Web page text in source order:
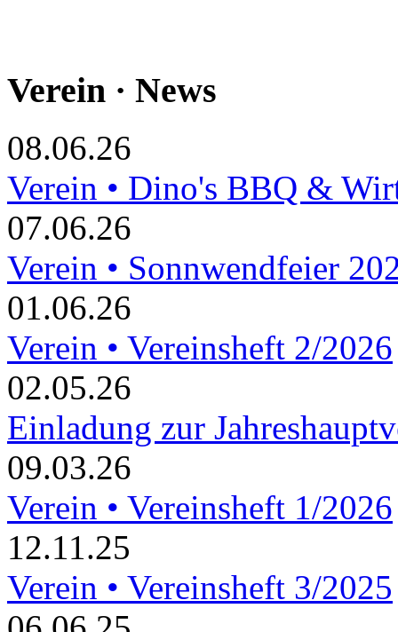
Verein · News
08.06.26
Verein • Dino's BBQ &
07.06.26
Verein • Sonnwendfeier
01.06.26
Verein • Vereinsheft 2/2026
02.05.26
Einladung zur
09.03.26
Verein • Vereinsheft 1/2026
12.11.25
Verein • Vereinsheft 3/2025